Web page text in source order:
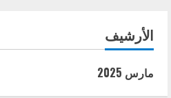
الأرشيف
مارس 2025